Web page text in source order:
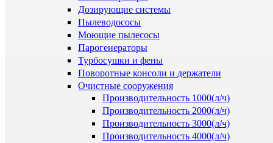
Дозирующие системы
Пылеводососы
Моющие пылесосы
Парогенераторы
Турбосушки и фены
Поворотные консоли и держатели
Очистные сооружения
Производительность 1000(л/ч)
Производительность 2000(л/ч)
Производительность 3000(л/ч)
Производительность 4000(л/ч)